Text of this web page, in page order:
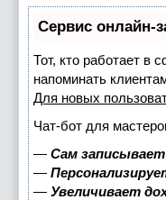
Сервис онлайн-
Тот, кто работает в
напоминать
Для новых
Чат-бот для
— Сам
—
— Увеличивает